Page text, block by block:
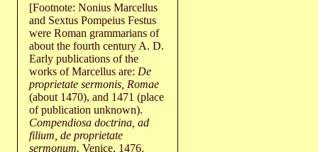
[Footnote: Nonius Marcellus
and Sextus Pompeius Festus
were Roman grammarians of
about the fourth century A. D.
Early publications of the
works of Marcellus are: De
proprietate sermonis, Romae
(about 1470), and 1471 (place
of publication unknown).
Compendiosa doctrina, ad
filium, de proprietate
sermonum. Venice, 1476.